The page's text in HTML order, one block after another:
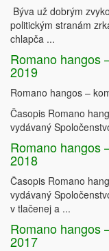
Býva už dobrým
politickým stranám
chlapča ...
Romano hangos
2019
Romano hangos –
Časopis Romano
vydávaný
Romano hangos
2018
Časopis Romano
vydávaný
v tlačenej a ...
Romano hangos
2017